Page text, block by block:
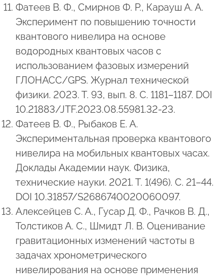
Фатеев В. Ф., Смирнов Ф. Р., Карауш А. А.
Эксперимент по повышению точности
квантового нивелира на основе
водородных квантовых часов с
использованием фазовых измерений
ГЛОНАСС/GPS. Журнал технической
физики. 2023. Т. 93, вып. 8. С. 1181–1187. DOI
10.21883/JTF.2023.08.55981.32-23.
Фатеев В. Ф., Рыбаков Е. А.
Экспериментальная проверка квантового
нивелира на мобильных квантовых часах.
Доклады Академии наук. Физика,
технические науки. 2021. Т. 1(496). С. 21–44.
DOI 10.31857/S2686740020060097.
Алексейцев С. А., Гусар Д. Ф., Рачков В. Д.,
Толстиков А. С., Шмидт Л. В. Оценивание
гравитационных изменений частоты в
задачах хронометрического
нивелирования на основе применения